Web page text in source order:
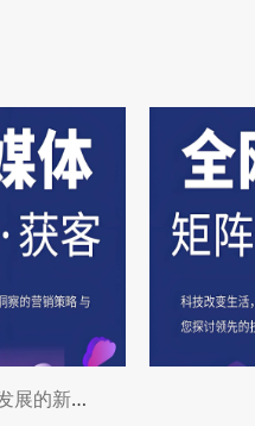
杭州短视频运营：城市发展的新引擎